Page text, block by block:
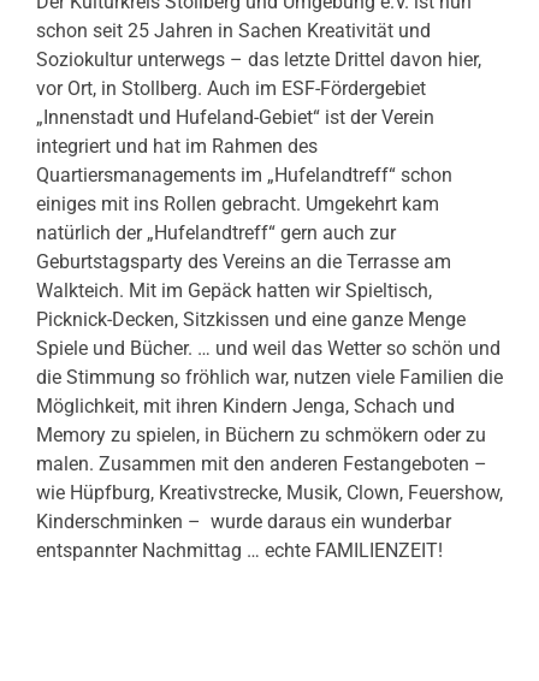
schon seit 25 Jahren in Sachen Kreativität und
Soziokultur unterwegs – das letzte Drittel davon hier,
vor Ort, in Stollberg. Auch im ESF-Fördergebiet
„Innenstadt und Hufeland-Gebiet“ ist der Verein
integriert und hat im Rahmen des
Quartiersmanagements im „Hufelandtreff“ schon
einiges mit ins Rollen gebracht. Umgekehrt kam
natürlich der „Hufelandtreff“ gern auch zur
Geburtstagsparty des Vereins an die Terrasse am
Walkteich. Mit im Gepäck hatten wir Spieltisch,
Picknick-Decken, Sitzkissen und eine ganze Menge
Spiele und Bücher. … und weil das Wetter so schön und
die Stimmung so fröhlich war, nutzen viele Familien die
Möglichkeit, mit ihren Kindern Jenga, Schach und
Memory zu spielen, in Büchern zu schmökern oder zu
malen. Zusammen mit den anderen Festangeboten –
wie Hüpfburg, Kreativstrecke, Musik, Clown, Feuershow,
Kinderschminken – wurde daraus ein wunderbar
entspannter Nachmittag … echte FAMILIENZEIT!